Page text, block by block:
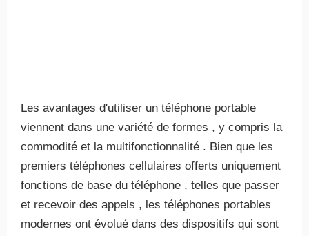
Les avantages d'utiliser un téléphone portable
viennent dans une variété de formes , y compris la
commodité et la multifonctionnalité . Bien que les
premiers téléphones cellulaires offerts uniquement
fonctions de base du téléphone , telles que passer
et recevoir des appels , les téléphones portables
modernes ont évolué dans des dispositifs qui sont